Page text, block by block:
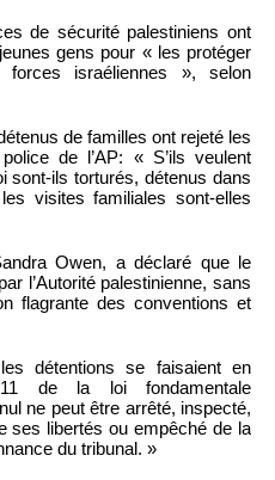
de sécurité palestiniens ont
gens pour « les protéger
israéliennes », selon
de familles ont rejeté les
de l’AP: « S’ils veulent
sont-ils torturés, détenus dans
visites familiales sont-elles
Owen, a déclaré que le
l’Autorité palestinienne, sans
flagrante des conventions et
détentions se faisaient en
11 de la loi fondamentale
ne peut être arrêté, inspecté,
ses libertés ou empêché de la
du tribunal. »